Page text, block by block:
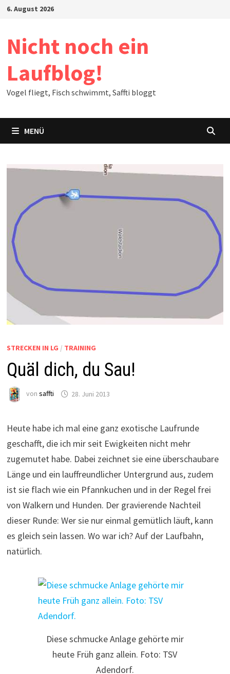
Zum6. August 2026
Nicht noch ein
Laufblog!
Vogel fliegt, Fisch schwimmt, Saffti bloggt
MENÜ
STRECKEN IN LG / TRAINING
Quäl dich, du Sau!
von saffti 28. Juni 2013
Heute habe ich mal eine ganz exotische Laufrunde
geschafft, die ich mir seit Ewigkeiten nicht mehr
zugemutet habe. Dabei zeichnet sie eine überschaubare
Länge und ein lauffreundlicher Untergrund aus, zudem
ist sie flach wie ein Pfannkuchen und in der Regel frei
von Walkern und Hunden. Der gravierende Nachteil
dieser Runde: Wer sie nur einmal gemütlich läuft, kann
es gleich sein lassen. Wo war ich? Auf der Laufbahn,
natürlich.
Diese schmucke Anlage gehörte mir
heute Früh ganz allein. Foto: TSV
Adendorf.